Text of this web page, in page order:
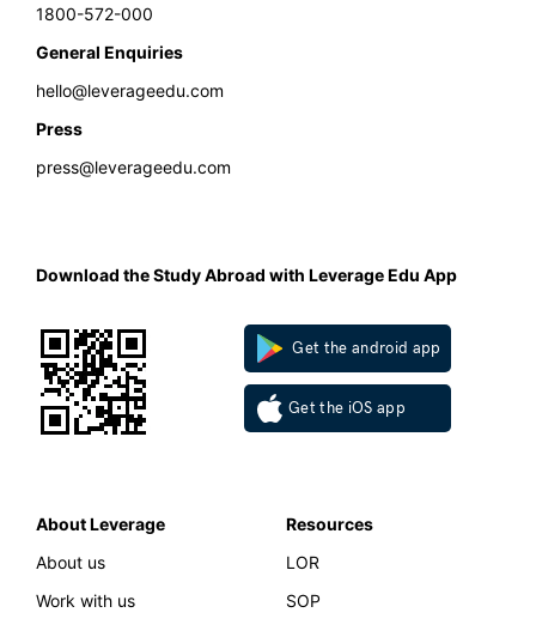
1800-572-000
General Enquiries
hello@leverageedu.com
Press
press@leverageedu.com
Download the Study Abroad with Leverage Edu App
Get the android app
Get the iOS app
About Leverage
About us
Work with us
Resources
LOR
SOP